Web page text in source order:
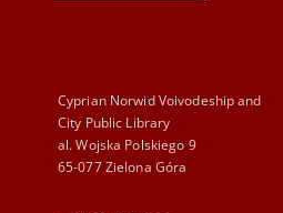
Cyprian Norwid Voivodeship and
City Public Library
al. Wojska Polskiego 9
65-077 Zielona Góra